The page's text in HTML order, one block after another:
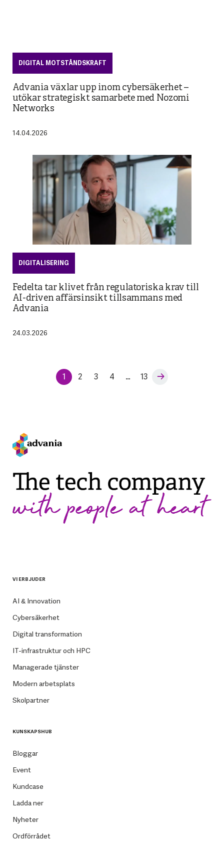
DIGITAL MOTSTÅNDSKRAFT
Advania växlar upp inom cybersäkerhet –
utökar strategiskt samarbete med Nozomi
Networks
14.04.2026
DIGITALISERING
Fedelta tar klivet från regulatoriska krav till
AI-driven affärsinsikt tillsammans med
Advania
24.03.2026
1 2 3 4 … 13
VI ERBJUDER
AI & Innovation
Cybersäkerhet
Digital transformation
IT-infrastruktur och HPC
Managerade tjänster
Modern arbetsplats
Skolpartner
KUNSKAPSHUB
Bloggar
Event
Kundcase
Ladda ner
Nyheter
Ordförrådet